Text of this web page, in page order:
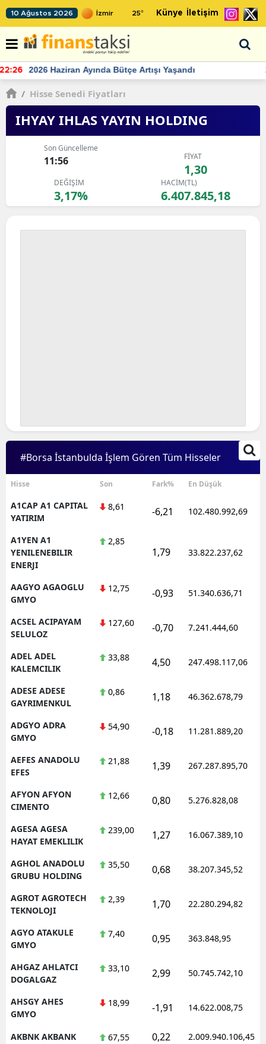
10 Ağustos 2026 25° Künye İletişim
22:24 TCMB'nin rezervlerinde artan momentum devam ediyor
/ Hisse Senedi Fiyatları
IHYAY IHLAS YAYIN HOLDING
Son Güncelleme
11:56 FİYAT
1,30
DEĞİŞİM
3,17%
HACİM(TL)
6.407.845,18
#Borsa İstanbulda İşlem Gören Tüm Hisseler
Hisse Son Fark% En Düşük
A1CAP A1 CAPITAL
YATIRIM
8,61 -6,21 102.480.992,69
A1YEN A1
YENILENEBILIR
ENERJI
2,85
1,79 33.822.237,62
AAGYO AGAOGLU
GMYO
12,75 -0,93 51.340.636,71
ACSEL ACIPAYAM
SELULOZ
127,60 -0,70 7.241.444,60
ADEL ADEL
KALEMCILIK
33,88 4,50 247.498.117,06
ADESE ADESE
GAYRIMENKUL
0,86 1,18 46.362.678,79
ADGYO ADRA
GMYO
54,90 -0,18 11.281.889,20
AEFES ANADOLU
EFES
21,88 1,39 267.287.895,70
AFYON AFYON
CIMENTO
12,66 0,80 5.276.828,08
AGESA AGESA
HAYAT EMEKLILIK
239,00 1,27 16.067.389,10
AGHOL ANADOLU
GRUBU HOLDING
35,50 0,68 38.207.345,52
AGROT AGROTECH
TEKNOLOJI
2,39 1,70 22.280.294,82
AGYO ATAKULE
GMYO
7,40 0,95 363.848,95
AHGAZ AHLATCI
DOGALGAZ
33,10 2,99 50.745.742,10
AHSGY AHES
GMYO
18,99 -1,91 14.622.008,75
AKBNK AKBANK 67,55 0,22 2.009.940.106,45